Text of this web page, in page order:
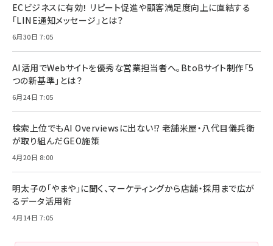
ECビジネスに有効！ リピート促進や顧客満足度向上に直結する
「LINE通知メッセージ」とは？
6月30日 7:05
AI活用でWebサイトを優秀な営業担当者へ。BtoBサイト制作「5
つの新基準」とは？
6月24日 7:05
検索上位でもAI Overviewsに出ない!? 老舗米屋・八代目儀兵衛
が取り組んだGEO施策
4月20日 8:00
明太子の「やまや」に聞く、マーケティングから店舗・採用まで広が
るデータ活用術
4月14日 7:05